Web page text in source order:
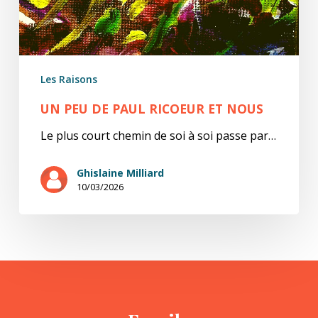
Les Raisons
UN PEU DE PAUL RICOEUR ET NOUS
Le plus court chemin de soi à soi passe par…
Ghislaine Milliard
10/03/2026